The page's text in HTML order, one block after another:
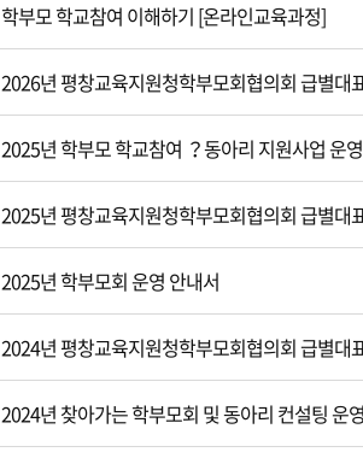
학부모 학교참여 이해하기 [온라인교육과정]
2026년 평창교육지원청학부모회협의회 급별대
2025년 학부모 학교참여 ？동아리 지원사업 운
2025년 평창교육지원청학부모회협의회 급별대
2025년 학부모회 운영 안내서
2024년 평창교육지원청학부모회협의회 급별대
2024년 찾아가는 학부모회 및 동아리 컨설팅 운